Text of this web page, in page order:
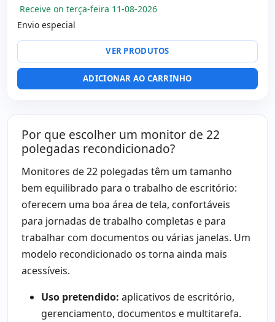
Específico tela: Apoio VESA · Pedestal · Regulável em
altura
50.2x36.3x21 cm.
Peso: 4.70 Kg.
Receive on terça-feira 11-08-2026
Envio especial
VER PRODUTOS
ADICIONAR AO CARRINHO
Por que escolher um monitor de 22
polegadas recondicionado?
Monitores de 22 polegadas têm um tamanho
bem equilibrado para o trabalho de escritório:
oferecem uma boa área de tela, confortáveis
para jornadas de trabalho completas e para
trabalhar com documentos ou várias janelas. Um
modelo recondicionado os torna ainda mais
acessíveis.
Uso pretendido: aplicativos de escritório,
gerenciamento, documentos e multitarefa.